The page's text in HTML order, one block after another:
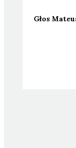
Głos